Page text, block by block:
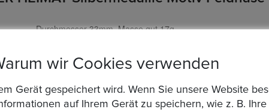
Durchmesser 33mm, Masse gut 17g
wir Cookies verwenden
Gerät gespeichert wird. Wenn Sie unsere Website
auf Ihrem Gerät zu speichern, wie z. B.